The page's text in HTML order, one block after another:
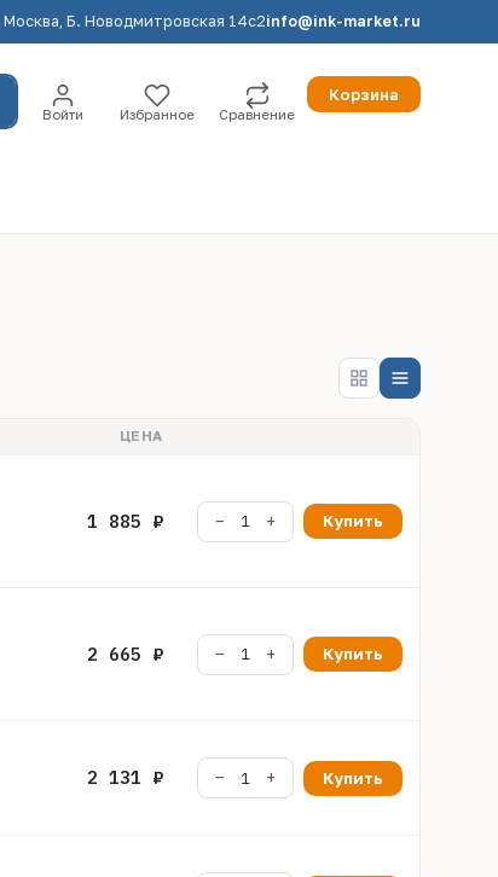
Москва, Б. Новодмитровская 14с2info@ink-market.ru
Войти Избранное Сравнение
Корзина
ЦЕНА
1 885 ₽ Купить
2 665 ₽ Купить
2 131 ₽ Купить